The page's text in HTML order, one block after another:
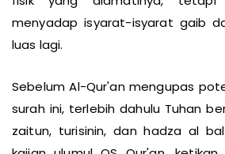
fisik yang diamatinya,
menyadap isyarat-isyarat gaib
luas lagi.
Sebelum Al-Qur'an mengupas
surah ini, terlebih dahulu Tuhan
zaitun, turisinin, dan hadza al